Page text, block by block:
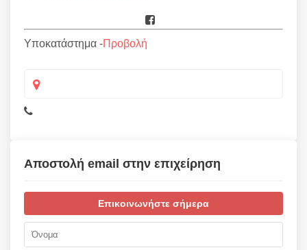
Υποκατάστημα -Προβολή
Αποστολή email στην επιχείρηση
Επικοινωνήστε σήμερα